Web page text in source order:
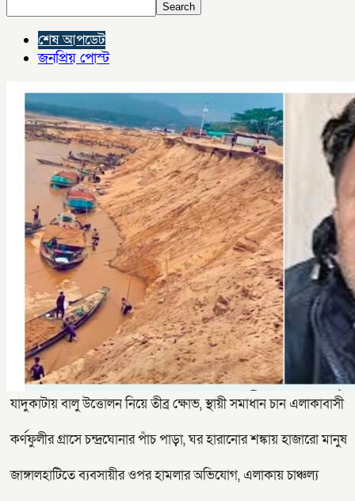
Search
শেষ আপডেট
জনপ্রিয় পোস্ট
যাদুকাটায় বালু উত্তোলন নিয়ে তীব্র ক্ষোভ, স্থায়ী সমাধান চান এলাকাবাসী
কর্ণফুলীর গ্রাসে চন্দ্রঘোনার পাঁচ পাড়া, ঘর হারানোর শঙ্কায় হাজারো মানুষ
জাঙ্গালহাটিতে ব্যবসায়ীর ওপর হামলার অভিযোগ, এলাকায় চাঞ্চল্য